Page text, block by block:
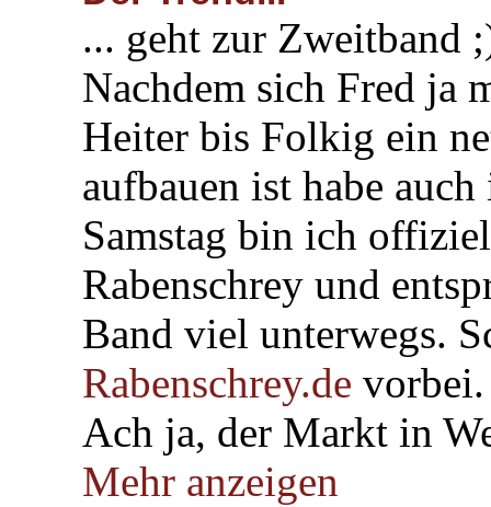
... geht zur Zweitband
Nachdem sich Fred ja
Heiter bis Folkig ein
aufbauen ist habe
Samstag bin ich
Rabenschrey und
Band viel unterwegs.
Rabenschrey.de vorbei.
Ach ja, der Markt in
Mehr anzeigen